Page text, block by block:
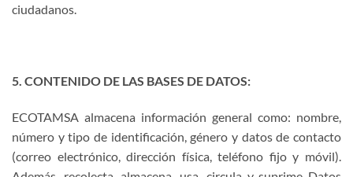
ciudadanos.
5. CONTENIDO DE LAS BASES DE DATOS:
ECOTAMSA almacena información general como: nombre,
número y tipo de identificación, género y datos de contacto
(correo electrónico, dirección física, teléfono fijo y móvil).